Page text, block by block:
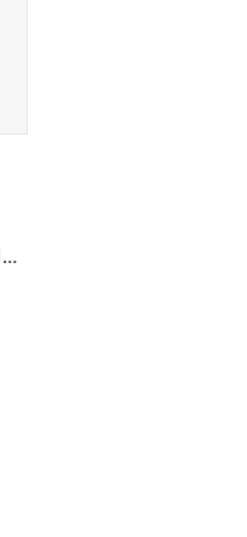
Dámské rifle LEE L301FRFH MARION STRAIGHT RINSE